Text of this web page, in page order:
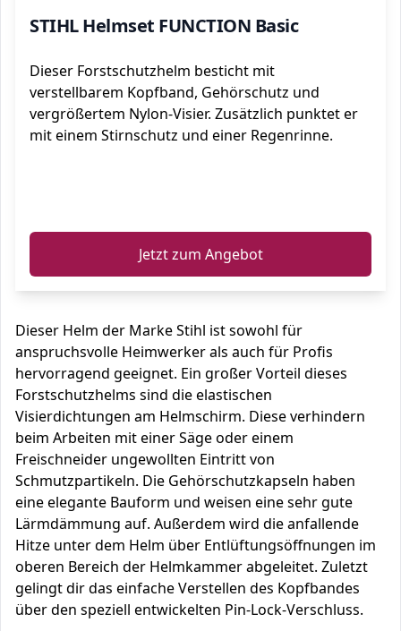
STIHL Helmset FUNCTION Basic
Dieser Forstschutzhelm besticht mit
verstellbarem Kopfband, Gehörschutz und
vergrößertem Nylon-Visier. Zusätzlich punktet er
mit einem Stirnschutz und einer Regenrinne.
Jetzt zum Angebot
Dieser Helm der Marke Stihl ist sowohl für
anspruchsvolle Heimwerker als auch für Profis
hervorragend geeignet. Ein großer Vorteil dieses
Forstschutzhelms sind die elastischen
Visierdichtungen am Helmschirm. Diese verhindern
beim Arbeiten mit einer Säge oder einem
Freischneider ungewollten Eintritt von
Schmutzpartikeln. Die Gehörschutzkapseln haben
eine elegante Bauform und weisen eine sehr gute
Lärmdämmung auf. Außerdem wird die anfallende
Hitze unter dem Helm über Entlüftungsöffnungen im
oberen Bereich der Helmkammer abgeleitet. Zuletzt
gelingt dir das einfache Verstellen des Kopfbandes
über den speziell entwickelten Pin-Lock-Verschluss.